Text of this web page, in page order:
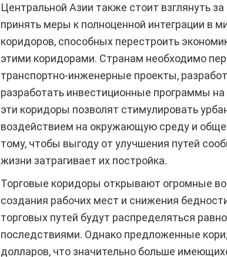
Центральной Азии также стоит взглянуть
принять меры к полноценной интеграции в
коридоров, способных перестроить
этими коридорами. Странам необходимо
транспортно-инженерные проекты,
разработать инвестиционные программы на
эти коридоры позволят стимулировать
воздействием на окружающую среду и
тому, чтобы выгоду от улучшения путей
жизни затрагивает их постройка.
Торговые коридоры открывают огромные
создания рабочих мест и снижения
торговых путей будут распределяться
последствиями. Однако предложенные
долларов, что значительно больше